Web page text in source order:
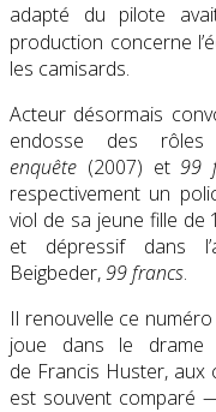
adapté du pilote
production concerne
les camisards.
Acteur désormais
endosse des
enquête (2007) et99
respectivement un
viol de sa jeune fille de
et dépressif dans
Beigbeder,99 francs.
Il renouvelle ce numéro
joue dans le drame
de Francis Huster, aux
est souvent comparé